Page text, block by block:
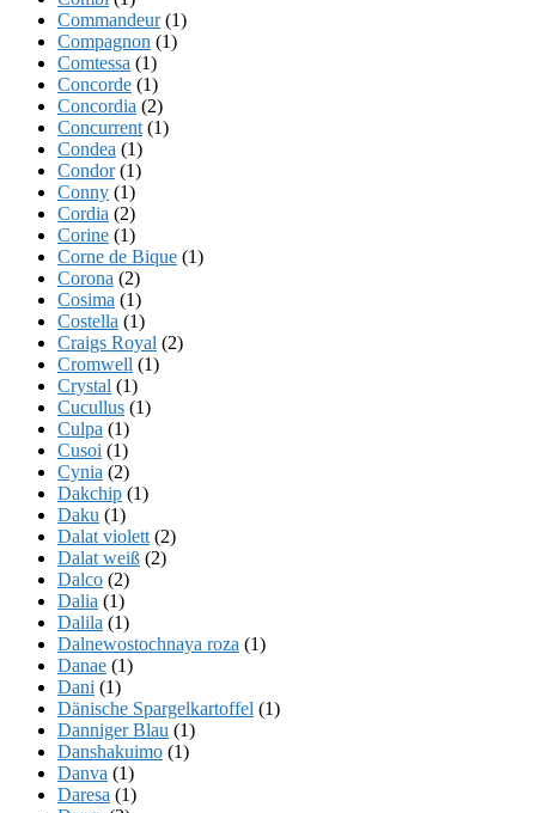
Commandeur(1)
Compagnon (1)
Comtessa (1)
Concorde (1)
Concordia (2)
Concurrent (1)
Condea (1)
Condor(1)
Conny (1)
Cordia (2)
Corine (1)
Corne de Bique (1)
Corona (2)
Cosima (1)
Costella (1)
Craigs Royal (2)
Cromwell (1)
Crystal (1)
Cucullus (1)
Culpa (1)
Cusoi (1)
Cynia (2)
Dakchip (1)
Daku (1)
Dalat violett (2)
Dalat weiß (2)
Dalco (2)
Dalia (1)
Dalila (1)
Dalnewostochnaya roza (1)
Danae (1)
Dani (1)
Dänische Spargelkartoffel (1)
Danniger Blau (1)
Danshakuimo (1)
Danva (1)
Daresa (1)